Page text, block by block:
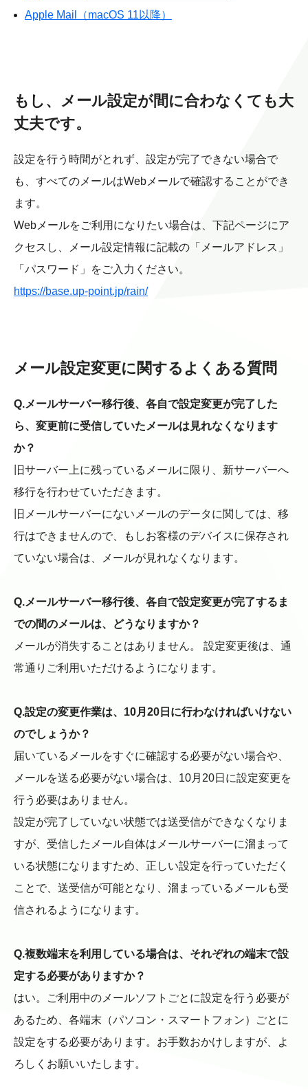
Apple Mail（macOS 11以降）
もし、メール設定が間に合わなくても大
丈夫です。
設定を行う時間がとれず、設定が完了できない場合で
も、すべてのメールはWebメールで確認することができ
ます。
Webメールをご利用になりたい場合は、下記ページにア
クセスし、メール設定情報に記載の「メールアドレス」
「パスワード」をご入力ください。
https://base.up-point.jp/rain/
メール設定変更に関するよくある質問
Q.メールサーバー移行後、各自で設定変更が完了した
ら、変更前に受信していたメールは見れなくなります
か？
旧サーバー上に残っているメールに限り、新サーバーへ
移行を行わせていただきます。
旧メールサーバーにないメールのデータに関しては、移
行はできませんので、もしお客様のデバイスに保存され
ていない場合は、メールが見れなくなります。
Q.メールサーバー移行後、各自で設定変更が完了するま
での間のメールは、どうなりますか？
メールが消失することはありません。 設定変更後は、通
常通りご利用いただけるようになります。
Q.設定の変更作業は、10月20日に行わなければいけない
のでしょうか？
届いているメールをすぐに確認する必要がない場合や、
メールを送る必要がない場合は、10月20日に設定変更を
行う必要はありません。
設定が完了していない状態では送受信ができなくなりま
すが、受信したメール自体はメールサーバーに溜まって
いる状態になりますため、正しい設定を行っていただく
ことで、送受信が可能となり、溜まっているメールも受
信されるようになります。
Q.複数端末を利用している場合は、それぞれの端末で設
定する必要がありますか？
はい。ご利用中のメールソフトごとに設定を行う必要が
あるため、各端末（パソコン・スマートフォン）ごとに
設定をする必要があります。お手数おかけしますが、よ
ろしくお願いいたします。